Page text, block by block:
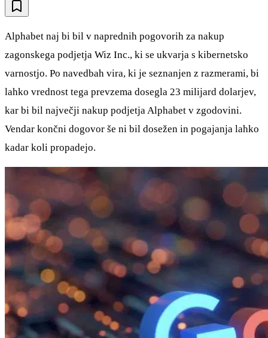
Alphabet naj bi bil v naprednih pogovorih za nakup
zagonskega podjetja Wiz Inc., ki se ukvarja s kibernetsko
varnostjo. Po navedbah vira, ki je seznanjen z razmerami, bi
lahko vrednost tega prevzema dosegla 23 milijard dolarjev,
kar bi bil največji nakup podjetja Alphabet v zgodovini.
Vendar končni dogovor še ni bil dosežen in pogajanja lahko
kadar koli propadejo.